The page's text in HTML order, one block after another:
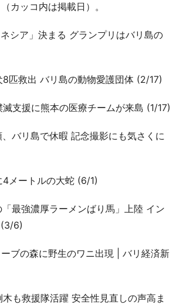
カッコ内は掲載日）。
シア」決まる グランプリはバリ島の
匹救出 バリ島の動物愛護団体 (2/17)
支援に熊本の医療チームが来島 (1/17)
バリ島で休暇 記念撮影にも気さくに
メートルの大蛇 (6/1)
最強濃厚ラーメンばり馬」上陸 イン
(3/6)
ブの森に野生のワニ出現 | バリ経済新
も救援隊活躍 安全性見直しの声高ま